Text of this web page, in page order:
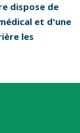
dispose de
et d'une
les